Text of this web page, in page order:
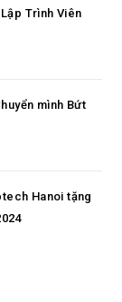
Trình Viên
mình Bứt
Hanoi tặng